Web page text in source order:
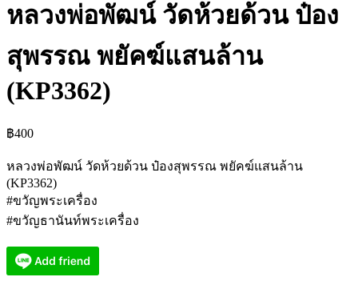
หลวงพ่อพัฒน์ วัดห้วยด้วน ป๋อง
สุพรรณ พยัคฆ์แสนล้าน
(KP3362)
฿400
หลวงพ่อพัฒน์ วัดห้วยด้วน ป๋องสุพรรณ พยัคฆ์แสนล้าน
(KP3362)
#ขวัญพระเครื่อง
#ขวัญธานันท์พระเครื่อง